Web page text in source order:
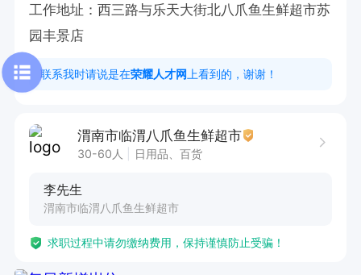
工作地址：西三路与乐天大街北八爪鱼生鲜超市苏
园丰景店
联系我时请说是在荣耀人才网 上看到的，谢谢！
渭南市临渭八爪鱼生鲜超市
30-60人 日用品、百货
李先生
渭南市临渭八爪鱼生鲜超市
求职过程中请勿缴纳费用，保持谨慎防止受骗！